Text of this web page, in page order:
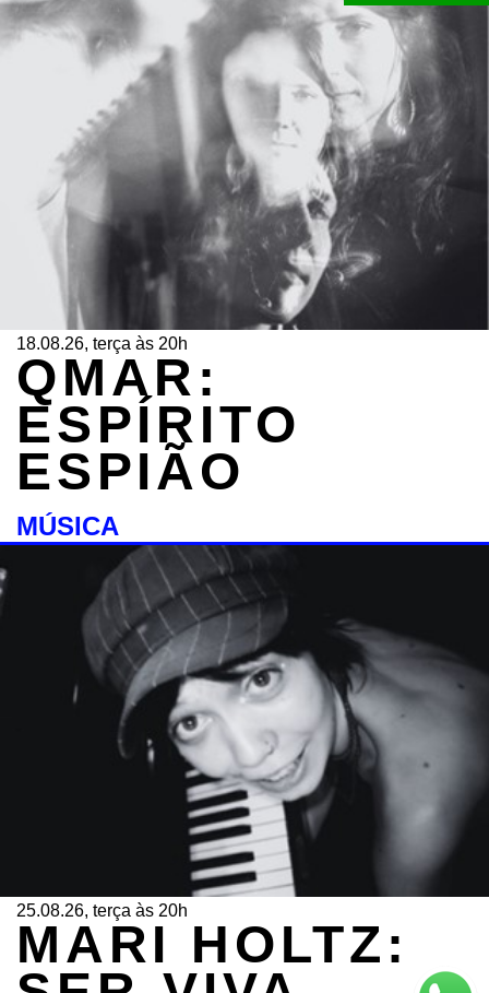
18.08.26, terça às 20h
QMAR:
ESPÍRITO
ESPIÃO
MÚSICA
25.08.26, terça às 20h
MARI HOLTZ: